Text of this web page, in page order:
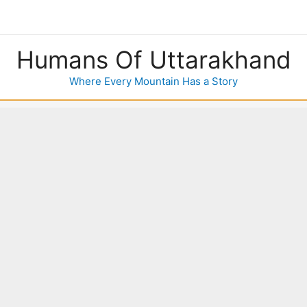
Humans Of Uttarakhand
Where Every Mountain Has a Story